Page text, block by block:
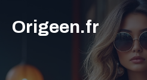
Origeen.fr